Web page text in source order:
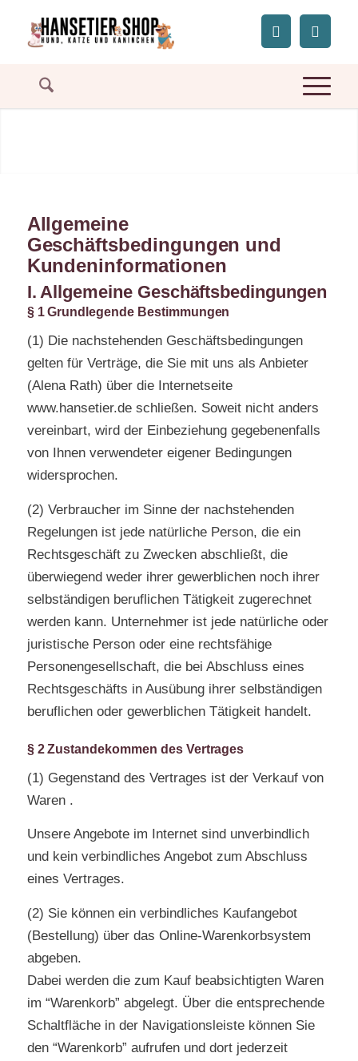
Allgemeine
Geschäftsbedingungen und
Kundeninformationen
I. Allgemeine Geschäftsbedingungen
§ 1 Grundlegende Bestimmungen
(1) Die nachstehenden Geschäftsbedingungen
gelten für Verträge, die Sie mit uns als Anbieter
(Alena Rath) über die Internetseite
www.hansetier.de schließen. Soweit nicht anders
vereinbart, wird der Einbeziehung gegebenenfalls
von Ihnen verwendeter eigener Bedingungen
widersprochen.
(2) Verbraucher im Sinne der nachstehenden
Regelungen ist jede natürliche Person, die ein
Rechtsgeschäft zu Zwecken abschließt, die
überwiegend weder ihrer gewerblichen noch ihrer
selbständigen beruflichen Tätigkeit zugerechnet
werden kann. Unternehmer ist jede natürliche oder
juristische Person oder eine rechtsfähige
Personengesellschaft, die bei Abschluss eines
Rechtsgeschäfts in Ausübung ihrer selbständigen
beruflichen oder gewerblichen Tätigkeit handelt.
§ 2 Zustandekommen des Vertrages
(1) Gegenstand des Vertrages ist der Verkauf von
Waren .
Unsere Angebote im Internet sind unverbindlich
und kein verbindliches Angebot zum Abschluss
eines Vertrages.
(2) Sie können ein verbindliches Kaufangebot
(Bestellung) über das Online-Warenkorbsystem
abgeben.
Dabei werden die zum Kauf beabsichtigten Waren
im “Warenkorb” abgelegt. Über die entsprechende
Schaltfläche in der Navigationsleiste können Sie
den “Warenkorb” aufrufen und dort jederzeit